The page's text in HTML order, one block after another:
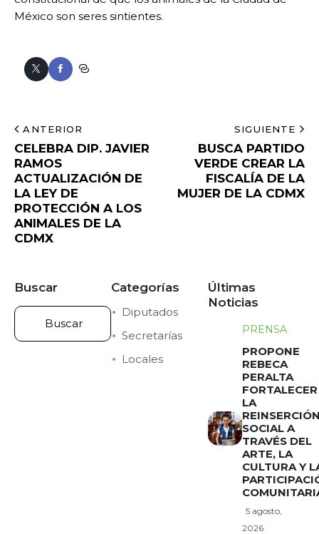
México son seres sintientes.
ANTERIOR
CELEBRA DIP. JAVIER
RAMOS
ACTUALIZACIÓN DE
LA LEY DE
PROTECCIÓN A LOS
ANIMALES DE LA
CDMX
SIGUIENTE
BUSCA PARTIDO
VERDE CREAR LA
FISCALÍA DE LA
MUJER DE LA CDMX
Buscar Categorías
Diputados
Secretarías
Locales
Últimas
Noticias
PRENSA
PROPONE
REBECA
PERALTA
FORTALECER
LA
SOCIAL A
TRAVÉS DEL
ARTE, LA
CULTURA Y
5 agosto,
2026